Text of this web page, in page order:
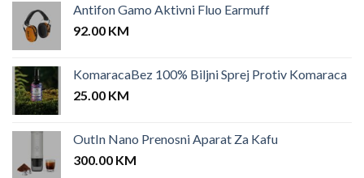
Antifon Gamo Aktivni Fluo Earmuff
92.00 KM
KomaracaBez 100% Biljni Sprej Protiv Komaraca
25.00 KM
OutIn Nano Prenosni Aparat Za Kafu
300.00 KM